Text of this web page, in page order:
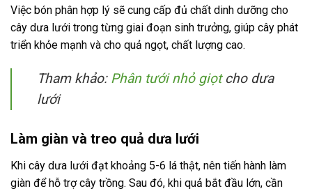
Việc bón phân hợp lý sẽ cung cấp đủ chất dinh dưỡng cho
cây dưa lưới trong từng giai đoạn sinh trưởng, giúp cây phát
triển khỏe mạnh và cho quả ngọt, chất lượng cao.
Tham khảo: Phân tưới nhỏ giọtcho dưa
lưới
Làm giàn và treo quả dưa lưới
Khi cây dưa lưới đạt khoảng 5-6 lá thật, nên tiến hành làm
giàn để hỗ trợ cây trồng. Sau đó, khi quả bắt đầu lớn, cần